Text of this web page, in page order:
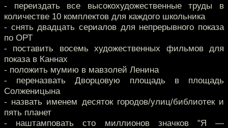
- переиздать все высокохудожественные труды в
количестве 10 комплектов для каждого школьника
- снять двадцать сериалов для непрерывного показа
по ОРТ
- поставить восемь художественных фильмов для
показа в Каннах
- положить мумию в мавзолей Ленина
- переназвать Дворцовую площадь в площадь
Солженицына
- назвать именем десяток городов/улиц/библиотек и
пять планет
- наштамповать сто миллионов значков "Я —